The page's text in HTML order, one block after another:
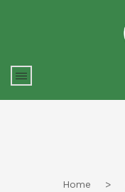
Home >